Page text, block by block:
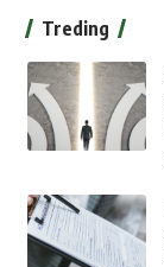
Treding